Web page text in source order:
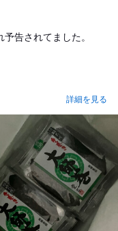
告されてました。
詳細を見る